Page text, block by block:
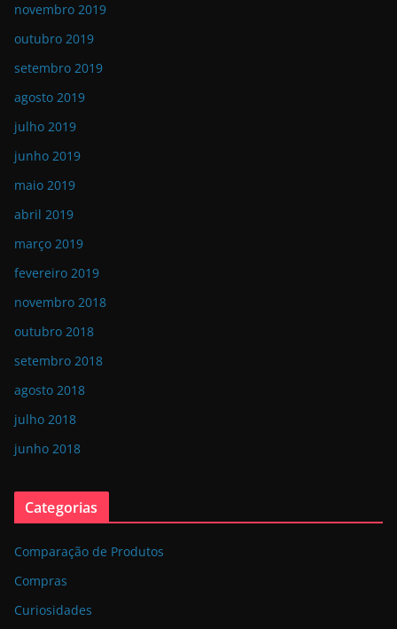
novembro 2019
outubro 2019
setembro 2019
agosto 2019
julho 2019
junho 2019
maio 2019
abril 2019
março 2019
fevereiro 2019
novembro 2018
outubro 2018
setembro 2018
agosto 2018
julho 2018
junho 2018
Categorias
Comparação de Produtos
Compras
Curiosidades